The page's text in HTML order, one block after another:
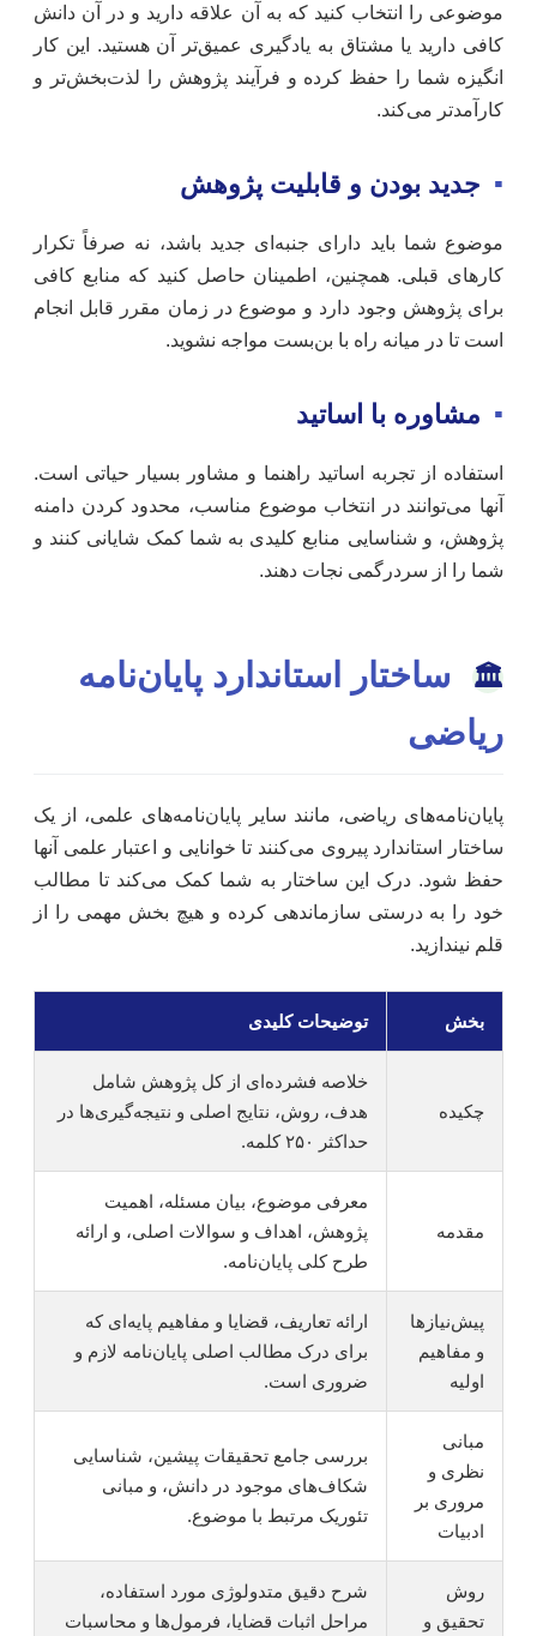
موضوعی را انتخاب کنید که به آن علاقه دارید و در آن دانش
کافی دارید یا مشتاق به یادگیری عمیق‌تر آن هستید. این کار
انگیزه شما را حفظ کرده و فرآیند پژوهش را لذت‌بخش‌تر و
کارآمدتر می‌کند.
▪ جدید بودن و قابلیت پژوهش
موضوع شما باید دارای جنبه‌ای جدید باشد، نه صرفاً تکرار
کارهای قبلی. همچنین، اطمینان حاصل کنید که منابع کافی
برای پژوهش وجود دارد و موضوع در زمان مقرر قابل انجام
است تا در میانه راه با بن‌بست مواجه نشوید.
▪ مشاوره با اساتید
استفاده از تجربه اساتید راهنما و مشاور بسیار حیاتی است.
آنها می‌توانند در انتخاب موضوع مناسب، محدود کردن دامنه
پژوهش، و شناسایی منابع کلیدی به شما کمک شایانی کنند و
شما را از سردرگمی نجات دهند.
🏛️
ساختار استاندارد پایان‌نامه
ریاضی
پایان‌نامه‌های ریاضی، مانند سایر پایان‌نامه‌های علمی، از یک
ساختار استاندارد پیروی می‌کنند تا خوانایی و اعتبار علمی آنها
حفظ شود. درک این ساختار به شما کمک می‌کند تا مطالب
خود را به درستی سازماندهی کرده و هیچ بخش مهمی را از
قلم نیندازید.
بخش توضیحات کلیدی
چکیده
خلاصه فشرده‌ای از کل پژوهش شامل
هدف، روش، نتایج اصلی و نتیجه‌گیری‌ها در
حداکثر ۲۵۰ کلمه.
مقدمه
معرفی موضوع، بیان مسئله، اهمیت
پژوهش، اهداف و سوالات اصلی، و ارائه
طرح کلی پایان‌نامه.
پیش‌نیازها
و مفاهیم
اولیه
ارائه تعاریف، قضایا و مفاهیم پایه‌ای که
برای درک مطالب اصلی پایان‌نامه لازم و
ضروری است.
مبانی
نظری و
مروری بر
ادبیات
بررسی جامع تحقیقات پیشین، شناسایی
شکاف‌های موجود در دانش، و مبانی
تئوریک مرتبط با موضوع.
روش
تحقیق و
شرح دقیق متدولوژی مورد استفاده،
مراحل اثبات قضایا، فرمول‌ها و محاسبات